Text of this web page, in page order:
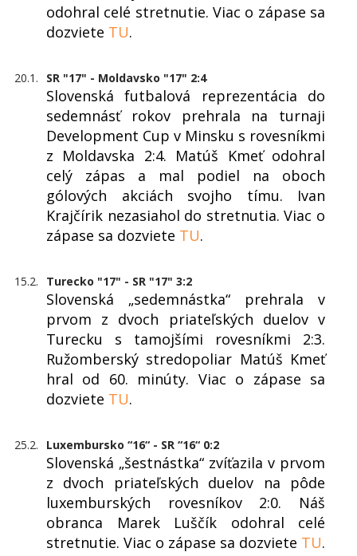
odohral celé stretnutie. Viac o zápase sa
dozviete TU.
20.1. SR "17" - Moldavsko "17" 2:4
Slovenská futbalová reprezentácia do
sedemnásť rokov prehrala na turnaji
Development Cup v Minsku s rovesníkmi
z Moldavska 2:4. Matúš Kmeť odohral
celý zápas a mal podiel na oboch
gólových akciách svojho tímu. Ivan
Krajčírik nezasiahol do stretnutia. Viac o
zápase sa dozviete TU.
15.2. Turecko "17" - SR "17" 3:2
Slovenská „sedemnástka“ prehrala v
prvom z dvoch priateľských duelov v
Turecku s tamojšími rovesníkmi 2:3.
Ružomberský stredopoliar Matúš Kmeť
hral od 60. minúty. Viac o zápase sa
dozviete TU.
25.2. Luxembursko “16“ - SR “16“ 0:2
Slovenská „šestnástka“ zvíťazila v prvom
z dvoch priateľských duelov na pôde
luxemburských rovesníkov 2:0. Náš
obranca Marek Luščík odohral celé
stretnutie. Viac o zápase sa dozviete TU.